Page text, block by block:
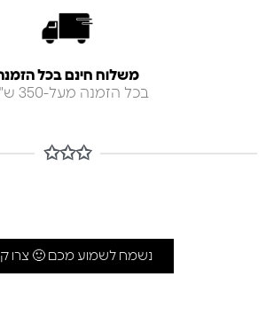
משלוח חינם בכל
בכל הזמנה מעל-350 ש"ח!
✩✩✩
נשמח לשמוע מכם 🙂 צרו